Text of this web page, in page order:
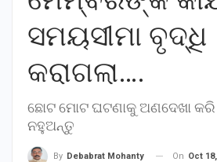
ସମୟସୀମା ବୃଦ୍ଧି
କରାଗଲା….
ଛୋଟ ମୋଟ ଘଟଣାକୁ ଅଣଦେଖା କରି
ନହୁଅନ୍ତୁ
By Debabrat Mohanty On Oct